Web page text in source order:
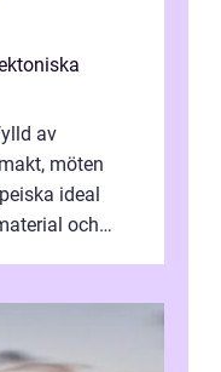
av
möten
ideal
och